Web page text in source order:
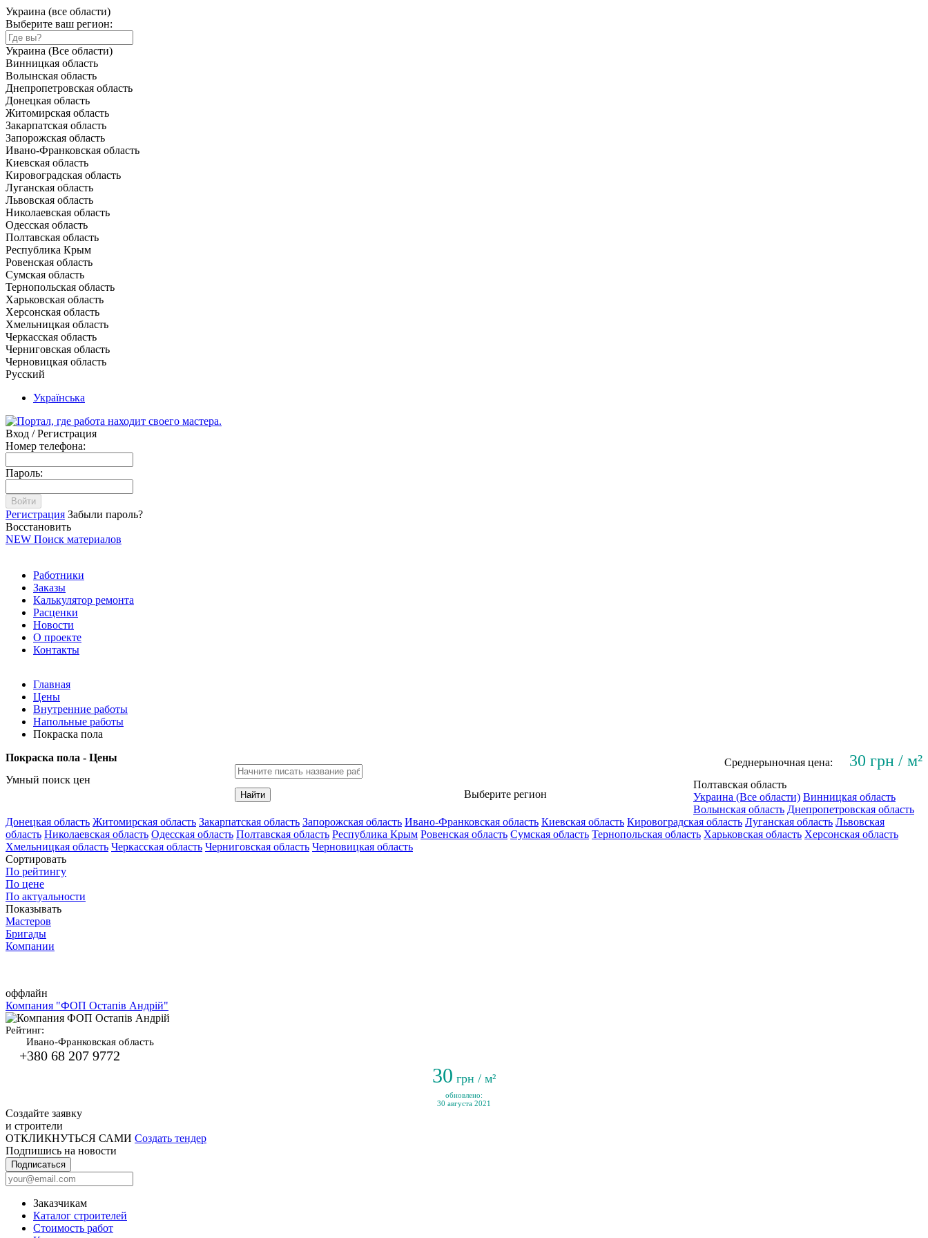
Украина (все области)
Выберите ваш регион:
Украина (Все области)
Винницкая область
Волынская область
Днепропетровская область
Донецкая область
Житомирская область
Закарпатская область
Запорожская область
Ивано-Франковская область
Киевская область
Кировоградская область
Луганская область
Львовская область
Николаевская область
Одесская область
Полтавская область
Республика Крым
Ровенская область
Сумская область
Тернопольская область
Харьковская область
Херсонская область
Хмельницкая область
Черкасская область
Черниговская область
Черновицкая область
Русский
Українська
Вход / Регистрация
Номер телефона:
Пароль:
Войти
Регистрация Забыли пароль?
Восстановить
NEW Поиск материалов
Работники
Заказы
Калькулятор ремонта
Расценки
Новости
О проекте
Контакты
Главная
Цены
Внутренние работы
Напольные работы
Покраска пола
Покраска пола - Цены
Среднерыночная цена: 30 грн / м²
Умный поиск цен
Найти Выберите регион
Полтавская область
Украина (Все области) Винницкая область
Волынская область Днепропетровская область
Донецкая область Житомирская область Закарпатская область Запорожская область Ивано-Франковская область Киевская область Кировоградская область Луганская область Львовская
область Николаевская область Одесская область Полтавская область Республика Крым Ровенская область Сумская область Тернопольская область Харьковская область Херсонская область
Хмельницкая область Черкасская область Черниговская область Черновицкая область
Сортировать
По рейтингу
По цене
По актуальности
Показывать
Мастеров
Бригады
Компании
оффлайн
Компания "ФОП Остапів Андрій"
Рейтинг:
Ивано-Франковская область
+380 68 207 9772
30 грн / м²
обновлено:
30 августа 2021
Создайте заявку
и строители
ОТКЛИКНУТЬСЯ САМИ Создать тендер
Подпишись на новости
Подписаться
Заказчикам
Каталог строителей
Стоимость работ